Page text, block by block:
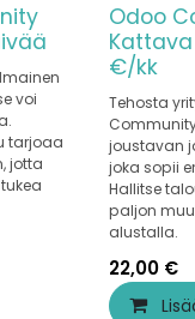
voi
tarjoaa
jotta
Odoo
€/kk
Tehosta
joustavan
joka sopii
Hallitse
paljon
alustalla.
22,00 €